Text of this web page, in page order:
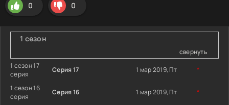
0 0
1 сезон
свернуть
1 сезон 17
серия
Серия 17 1 мар 2019, Пт *
1 сезон 16
серия
Серия 16 1 мар 2019, Пт *